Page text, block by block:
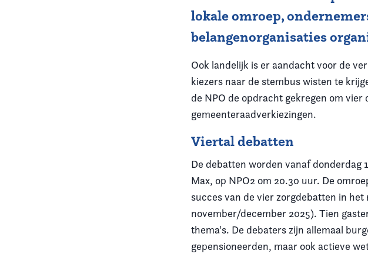
lokale omroep,
belangenorganisaties
Ook landelijk is er aandacht voor de
kiezers naar de stembus wisten te
de NPO de opdracht gekregen om
gemeenteraadverkiezingen.
Viertal debatten
De debatten worden vanaf donderdag
Max, op NPO2 om 20.30 uur. De
succes van de vier zorgdebatten in
november/december 2025). Tien
thema's. De debaters zijn allemaal
gepensioneerden, maar ook actieve